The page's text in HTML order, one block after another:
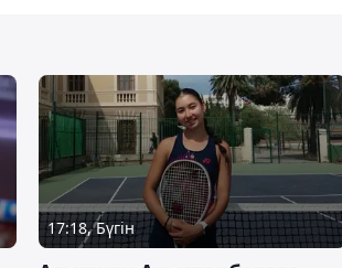
17:18, Бүгін